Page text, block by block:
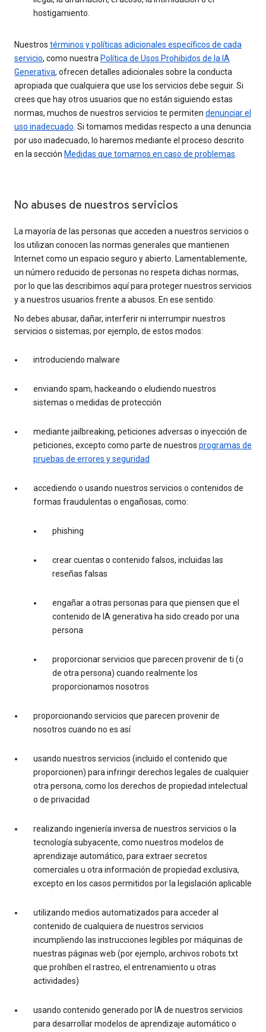
hostigamiento.
Nuestros términos y políticas adicionales específicos de cada
servicio, como nuestra Política de Usos Prohibidos de la IA
Generativa, ofrecen detalles adicionales sobre la conducta
apropiada que cualquiera que use los servicios debe seguir. Si
crees que hay otros usuarios que no están siguiendo estas
normas, muchos de nuestros servicios te permiten denunciar el
uso inadecuado. Si tomamos medidas respecto a una denuncia
por uso inadecuado, lo haremos mediante el proceso descrito
en la sección Medidas que tomamos en caso de problemas.
No abuses de nuestros servicios
La mayoría de las personas que acceden a nuestros servicios o
los utilizan conocen las normas generales que mantienen
Internet como un espacio seguro y abierto. Lamentablemente,
un número reducido de personas no respeta dichas normas,
por lo que las describimos aquí para proteger nuestros servicios
y a nuestros usuarios frente a abusos. En ese sentido:
No debes abusar, dañar, interferir ni interrumpir nuestros
servicios o sistemas; por ejemplo, de estos modos:
introduciendo malware
enviando spam, hackeando o eludiendo nuestros
sistemas o medidas de protección
mediante jailbreaking, peticiones adversas o inyección de
peticiones, excepto como parte de nuestros programas de
pruebas de errores y seguridad
accediendo o usando nuestros servicios o contenidos de
formas fraudulentas o engañosas, como:
phishing
crear cuentas o contenido falsos, incluidas las
reseñas falsas
engañar a otras personas para que piensen que el
contenido de IA generativa ha sido creado por una
persona
proporcionar servicios que parecen provenir de ti (o
de otra persona) cuando realmente los
proporcionamos nosotros
proporcionando servicios que parecen provenir de
nosotros cuando no es así
usando nuestros servicios (incluido el contenido que
proporcionen) para infringir derechos legales de cualquier
otra persona, como los derechos de propiedad intelectual
o de privacidad
realizando ingeniería inversa de nuestros servicios o la
tecnología subyacente, como nuestros modelos de
aprendizaje automático, para extraer secretos
comerciales u otra información de propiedad exclusiva,
excepto en los casos permitidos por la legislación aplicable
utilizando medios automatizados para acceder al
contenido de cualquiera de nuestros servicios
incumpliendo las instrucciones legibles por máquinas de
nuestras páginas web (por ejemplo, archivos robots.txt
que prohíben el rastreo, el entrenamiento u otras
actividades)
usando contenido generado por IA de nuestros servicios
para desarrollar modelos de aprendizaje automático o